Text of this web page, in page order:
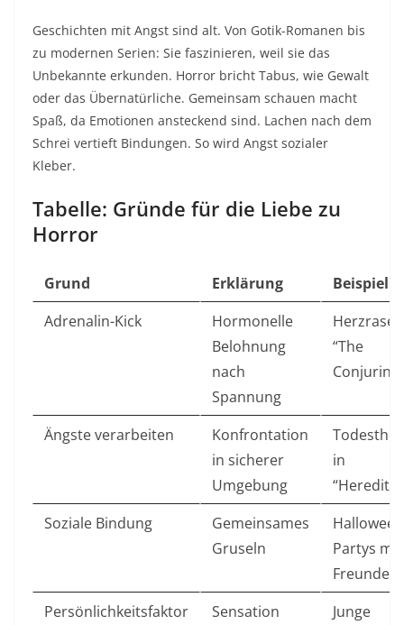
Geschichten mit Angst sind alt. Von Gotik-Romanen bis
zu modernen Serien: Sie faszinieren, weil sie das
Unbekannte erkunden. Horror bricht Tabus, wie Gewalt
oder das Übernatürliche. Gemeinsam schauen macht
Spaß, da Emotionen ansteckend sind. Lachen nach dem
Schrei vertieft Bindungen. So wird Angst sozialer
Kleber.​
Tabelle: Gründe für die Liebe zu
Horror
Grund Erklärung
Beispiel
Adrenalin-Kick
Hormonelle
Belohnung
nach
Spannung
“The
Ängste verarbeiten
Konfrontation
in sicherer
Umgebung
in
Soziale Bindung
Gemeinsames
Gruseln
Partys mit
Freunden ​
Persönlichkeitsfaktor
Sensation
Junge